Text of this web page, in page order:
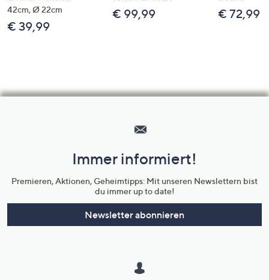
42cm, Ø 22cm
€ 39,99
€ 99,99 € 72,99
Unternehmensinformationen
Immer informiert!
Premieren, Aktionen, Geheimtipps: Mit unseren Newslettern bist
du immer up to date!
Newsletter abonnieren